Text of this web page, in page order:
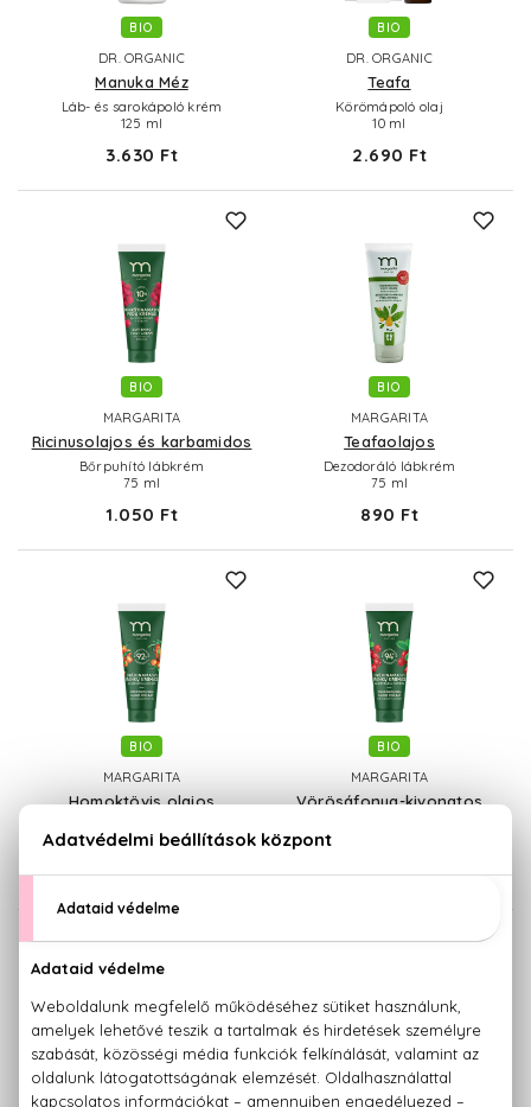
BIO
DR. ORGANIC
Manuka Méz
Láb- és sarokápoló krém
125 ml
3.630 Ft
BIO
DR. ORGANIC
Teafa
Körömápoló olaj
10 ml
2.690 Ft
BIO
MARGARITA
Ricinusolajos és karbamidos
Bőrpuhító lábkrém
75 ml
1.050 Ft
BIO
MARGARITA
Teafaolajos
Dezodoráló lábkrém
75 ml
890 Ft
BIO
MARGARITA
Homoktövis olajos
75 ml
890 Ft
BIO
MARGARITA
Vörösáfonya-kivonatos
890 Ft